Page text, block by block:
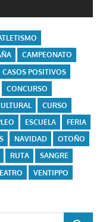
CAMPEONATO
CASOS POSITIVOS
CONCURSO
CURSO
ESCUELA
FERIA
NAVIDAD
OTOÑO
RUTA
SANGRE
VENTIPPO